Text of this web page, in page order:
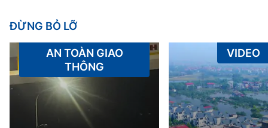
ĐỪNG BỎ LỠ
AN TOÀN GIAO
THÔNG
VIDEO